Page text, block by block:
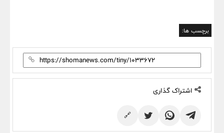
برچسب ها:
اشتراک گذاری
🔗